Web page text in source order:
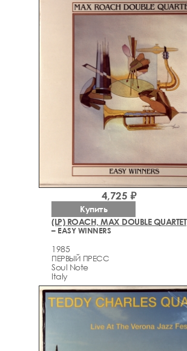
(LP) ROACH, MAX DOUBLE QUARTET
– EASY WINNERS
1985
ПЕРВЫЙ ПРЕСС
Soul Note
Italy
4,725 ₽
Купить